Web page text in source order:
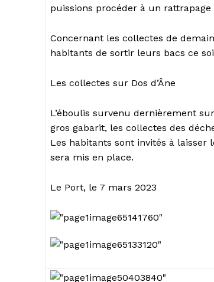
puissions procéder à un rattrapage
Concernant les collectes de
habitants de sortir leurs bacs ce
Les collectes sur Dos d’Âne
L’éboulis survenu dernièrement
gros gabarit, les collectes des
Les habitants sont invités à laisser
sera mis en place.
Le Port, le 7 mars 2023